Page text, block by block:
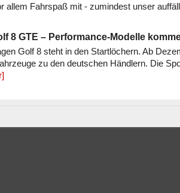
allem Fahrspaß mit - zumindest unser
8 GTE – Performance-Modelle
Golf 8 steht in den Startlöchern. Ab
zu den deutschen Händlern. Die